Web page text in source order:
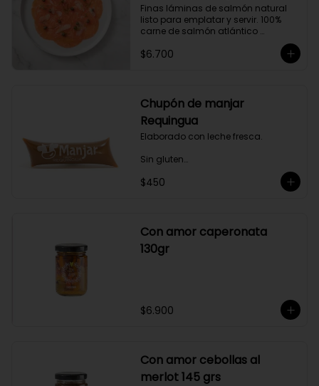
gourmet a tus comidas.
Finas láminas de salmón natural
listo para emplatar y servir. 100%
carne de salmón atlántico
Producto sellado al vacío y
congelado.
$6.700
Chupón de manjar
Requingua
Elaborado con leche fresca.
Sin gluten
Sin Saborizantes
$450
Con amor caperonata
130gr
$6.900
Con amor cebollas al
merlot 145 grs